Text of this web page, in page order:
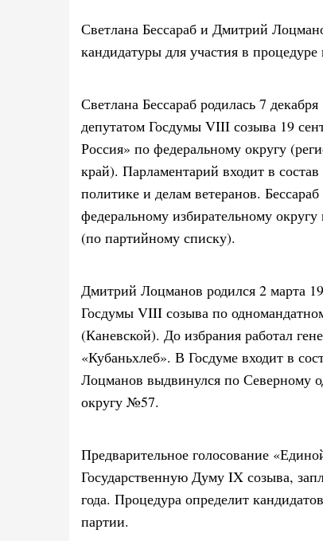
Светлана Бессараб и Дмитрий
кандидатуры для участия в процедуре
Светлана Бессараб родилась 7
депутатом Госдумы VIII созыва 19
Россия» по федеральному округу
край). Парламентарий входит в
политике и делам ветеранов.
федеральному избирательному
(по партийному списку).
Дмитрий Лоцманов родился 2 марта
Госдумы VIII созыва по
(Каневской). До избрания работал
«Кубаньхлеб». В Госдуме входит в
Лоцманов выдвинулся по Северному
округу №57.
Предварительное голосование
Государственную Думу IX созыва,
года. Процедура определит
партии.